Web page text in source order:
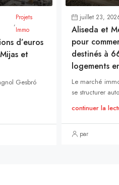
,
Projets
Immo
d’euros
et
Gesbró
juillet 23,
Aliseda et
pour
destinés à
logements
Le marché
se structurer
continuer la
par